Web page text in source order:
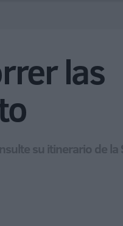
las
su itinerario de la